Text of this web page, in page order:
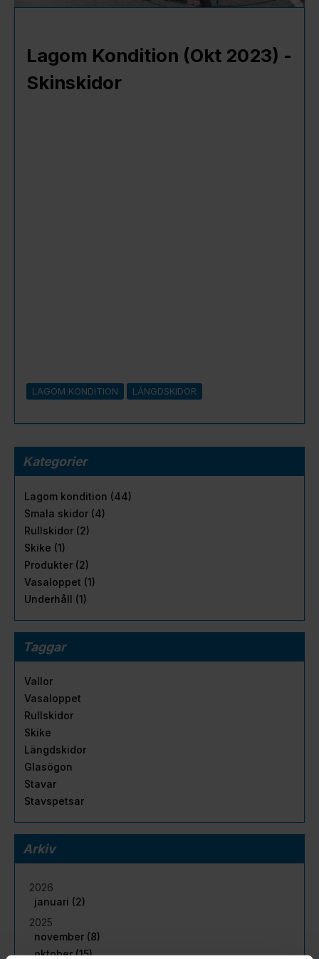
Lagom Kondition (Okt 2023) -
Skinskidor
LAGOM KONDITION LÄNGDSKIDOR
Kategorier
Lagom kondition (44)
Smala skidor (4)
Rullskidor (2)
Skike (1)
Produkter (2)
Vasaloppet (1)
Underhåll (1)
Taggar
Vallor
Vasaloppet
Rullskidor
Skike
Längdskidor
Glasögon
Stavar
Stavspetsar
Arkiv
2026
januari (2)
2025
november (8)
oktober (15)